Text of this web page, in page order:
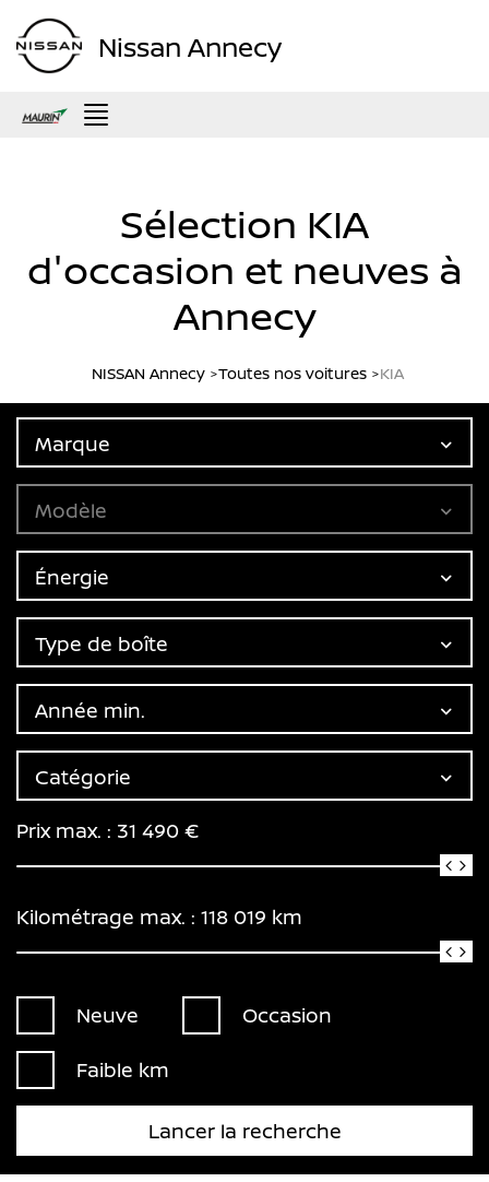
Nissan Annecy
Menu
Sélection KIA
d'occasion et neuves à
Annecy
NISSAN Annecy Toutes nos voitures KIA
Marque
Modèle
Énergie
Type de boîte
Année min.
Catégorie
Prix max. : 31 490 €
Kilométrage max. : 118 019 km
Neuve Occasion
Faible km
Lancer la recherche